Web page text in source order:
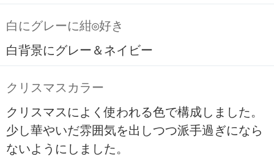
白にグレーに紺◎好き
白背景にグレー＆ネイビー
クリスマスカラー
クリスマスによく使われる色で構成しました。
少し華やいだ雰囲気を出しつつ派手過ぎになら
ないようにしました。